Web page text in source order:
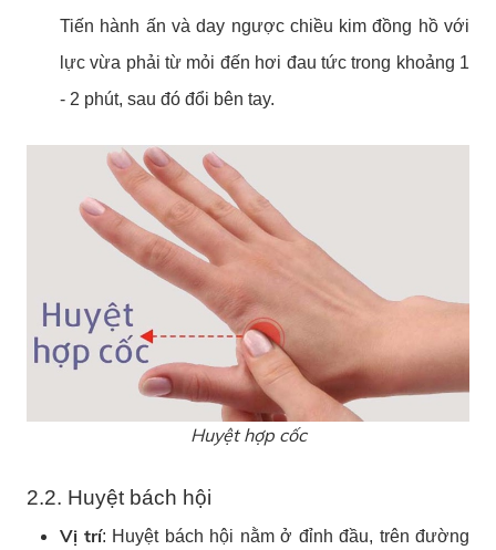
Tiến hành ấn và day ngược chiều kim đồng hồ với
lực vừa phải từ mỏi đến hơi đau tức trong khoảng 1
- 2 phút, sau đó đổi bên tay.
Huyệt hợp cốc
2.2. Huyệt bách hội
Vị trí: Huyệt bách hội nằm ở đỉnh đầu, trên đường